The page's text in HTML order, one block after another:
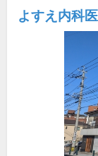
よすえ内科